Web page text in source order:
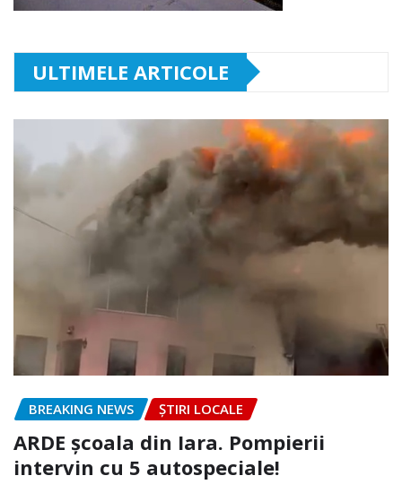
ULTIMELE ARTICOLE
BREAKING NEWS ȘTIRI LOCALE
ARDE școala din Iara. Pompierii
intervin cu 5 autospeciale!